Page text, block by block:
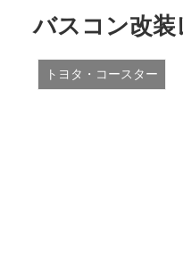
バスコン改装
トヨタ・コースター